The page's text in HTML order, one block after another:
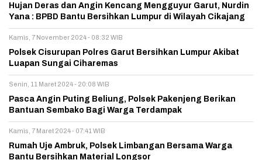
Hujan Deras dan Angin Kencang Mengguyur Garut, Nurdin
Yana : BPBD Bantu Bersihkan Lumpur di Wilayah Cikajang
Kamis, 7 November 2024 - 08:32 WIB
Polsek Cisurupan Polres Garut Bersihkan Lumpur Akibat
Luapan Sungai Ciharemas
Senin, 11 Maret 2024 - 20:08 WIB
Pasca Angin Puting Beliung, Polsek Pakenjeng Berikan
Bantuan Sembako Bagi Warga Terdampak
Kamis, 7 Maret 2024 - 07:41 WIB
Rumah Uje Ambruk, Polsek Limbangan Bersama Warga
Bantu Bersihkan Material Longsor